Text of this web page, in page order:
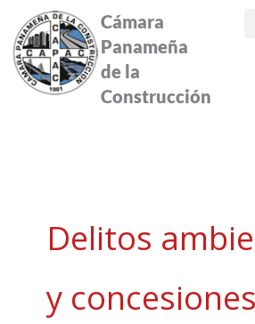
contenido
Cámara
Panameña
de la
Construcción
Delitos
y concesiones